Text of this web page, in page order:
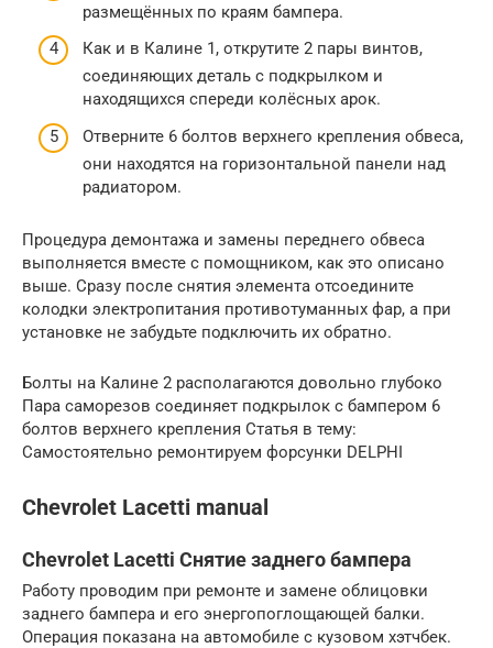
размещённых по краям бампера.
Как и в Калине 1, открутите 2 пары винтов,
соединяющих деталь с подкрылком и
находящихся спереди колёсных арок.
Отверните 6 болтов верхнего крепления обвеса,
они находятся на горизонтальной панели над
радиатором.
Процедура демонтажа и замены переднего обвеса
выполняется вместе с помощником, как это описано
выше. Сразу после снятия элемента отсоедините
колодки электропитания противотуманных фар, а при
установке не забудьте подключить их обратно.
Болты на Калине 2 располагаются довольно глубоко
Пара саморезов соединяет подкрылок с бампером 6
болтов верхнего крепления Статья в тему:
Самостоятельно ремонтируем форсунки DELPHI
Chevrolet Lacetti manual
Chevrolet Lacetti Снятие заднего бампера
Работу проводим при ремонте и замене облицовки
заднего бампера и его энергопоглощающей балки.
Операция показана на автомобиле с кузовом хэтчбек.